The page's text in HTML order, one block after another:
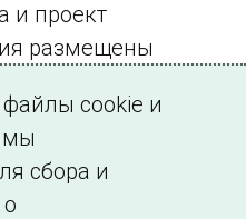
и проект
размещены
/ ПК-4
cookie и
сбора и